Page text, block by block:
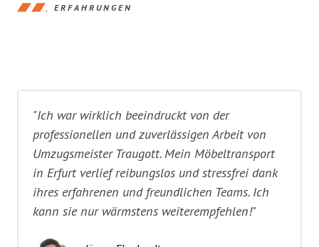
ERFAHRUNGEN
"Ich war wirklich beeindruckt von der
professionellen und zuverlässigen Arbeit von
Umzugsmeister Traugott. Mein Möbeltransport
in Erfurt verlief reibungslos und stressfrei dank
ihres erfahrenen und freundlichen Teams. Ich
kann sie nur wärmstens weiterempfehlen!"